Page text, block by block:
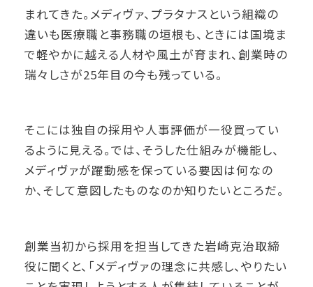
まれてきた。メディヴァ、プラタナスという組織の
違いも医療職と事務職の垣根も、ときには国境ま
で軽やかに越える人材や風土が育まれ、創業時の
瑞々しさが25年目の今も残っている。
そこには独自の採用や人事評価が一役買ってい
るように見える。では、そうした仕組みが機能し、
メディヴァが躍動感を保っている要因は何なの
か、そして意図したものなのか知りたいところだ。
創業当初から採用を担当してきた岩崎克治取締
役に聞くと、「メディヴァの理念に共感し、やりたい